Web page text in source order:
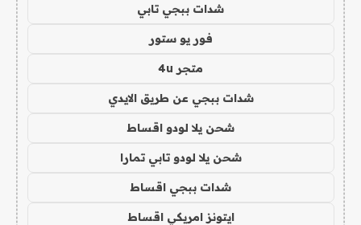
شدات ببجي تابي
فور يو ستور
متجر 4u
شدات ببجي عن طريق الايدي
شحن يلا لودو اقساط
شحن يلا لودو تابي تمارا
شدات ببجي اقساط
ايتونز امريكي اقساط